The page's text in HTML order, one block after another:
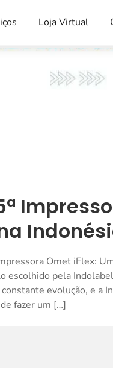
Loja Virtual
Omet iFlex:
pela
evolução, e a
fazer um […]